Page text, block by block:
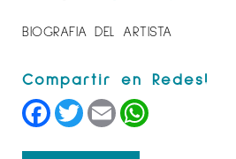
BIOGRAFIA DEL ARTISTA
Facebook
TwitterEmail